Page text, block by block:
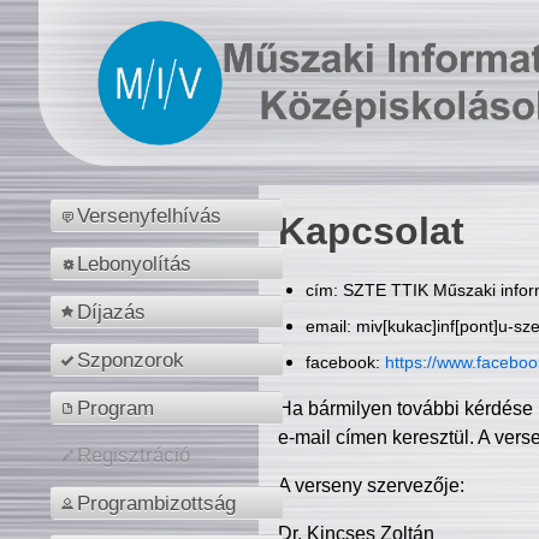
Versenyfelhívás
Lebonyolítás
Díjazás
Szponzorok
Program
Regisztráció
Programbizottság
Kapcsolat
cím: SZTE TTIK Műszaki
email: miv[kukac]inf[pont]u-
facebook: https://
Ha bármilyen további
e-mail címen keresztül. A
A verseny szervezője:
Dr. Kincses Zoltán